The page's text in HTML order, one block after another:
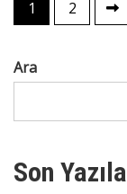
1 2
Ara
Son